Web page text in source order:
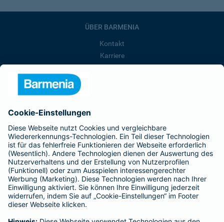
ÜBER BARMENIA
Kontakt
Karriere
Barmenia ist Teil der BarmeniaGothaer
BELIEBTE SEITEN
Kranken-Zusatzversicherung
Tierversicherungen
Haftpflichtversicherung
Hausratversicherung